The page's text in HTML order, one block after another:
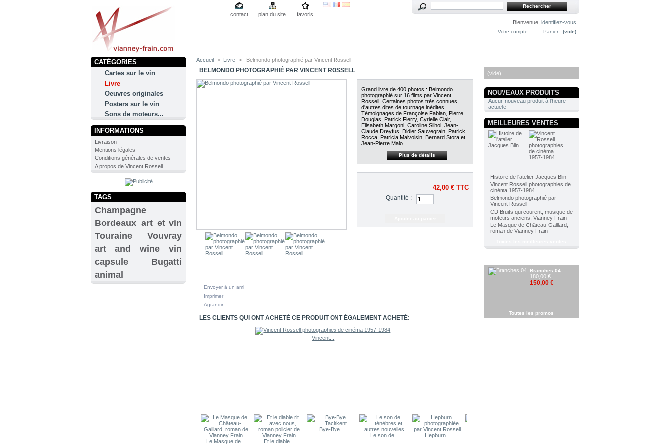
contact plan du site
favoris
Bienvenue, identifiez-vous
Panier : (vide)
Votre compte
CATÉGORIES
Cartes sur le vin
Livre
Oeuvres originales
Posters sur le vin
Sons de moteurs...
INFORMATIONS
Livraison
Mentions légales
Conditions générales de ventes
A propos de Vincent Rossell
TAGS
Champagne
Bordeaux art et vin
Touraine
Vouvray
art and wine
vin
capsule
Bugatti
animal
Accueil > Livre > Belmondo photographié par Vincent Rossell
BELMONDO PHOTOGRAPHIÉ PAR VINCENT ROSSELL
Envoyer à un ami
Imprimer
Agrandir
Grand livre de 400 photos : Belmondo
photographié sur 16 films par Vincent
Rossell. Certaines photos très connues,
d'autres dites de tournage inédites.
Témoignages de Françoise Fabian, Pierre
Douglas, Patrick Fierry, Cyrielle Clair,
Elisabeth Margoni, Caroline Silhol, Jean-
Claude Dreyfus, Didier Sauvegrain, Patrick
Rocca, Patricia Malvoisin, Bernard Stora et
Jean-Pierre Malo.
Plus de détails
42,00 €TTC
Quantité :
LES CLIENTS QUI ONT ACHETÉ CE PRODUIT ONT ÉGALEMENT ACHETÉ:
Vincent...
Le Masque de... Et le diable...
Bye-Bye...
Le son de...
Hepburn...
(vide)
NOUVEAUX PRODUITS
Aucun nouveau produit à l'heure
actuelle
MEILLEURES VENTES
Histoire de l'atelier Jacques Blin
Vincent Rossell photographies de
cinéma 1957-1984
Belmondo photographié par
Vincent Rossell
CD Bruits qui courent, musique de
moteurs anciens, Vianney Frain
Le Masque de Château-Gaillard,
roman de Vianney Frain
Branches 04
180,00 €
150,00 €
Toutes les promos